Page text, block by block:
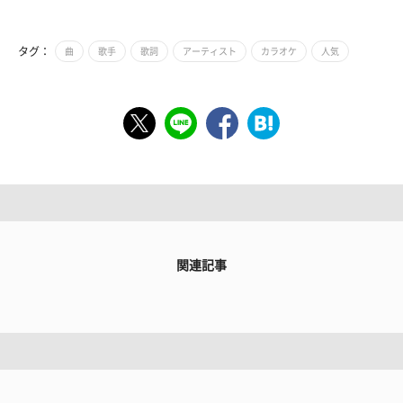
タグ： 曲 歌手 歌詞 アーティスト カラオケ 人気
関連記事